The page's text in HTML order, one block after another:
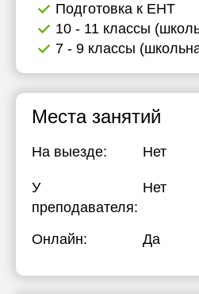
Подготовка к ЕНТ
10 - 11 классы
7 - 9 классы
Места занятий
На выезде: Нет
У
преподавателя:
Нет
Онлайн: Да